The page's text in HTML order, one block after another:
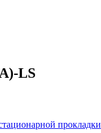
LS
прокладки